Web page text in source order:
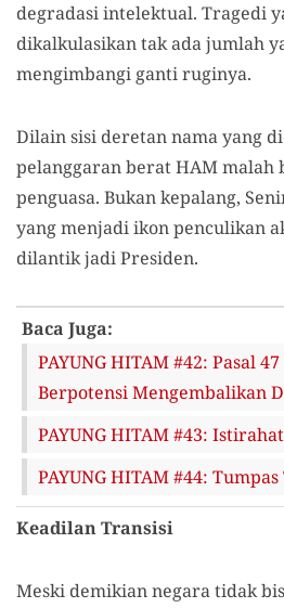
degradasi intelektual. Tragedi
dikalkulasikan tak ada jumlah
mengimbangi ganti ruginya.
Dilain sisi deretan nama yang
pelanggaran berat HAM malah
penguasa. Bukan kepalang,
yang menjadi ikon penculikan
dilantik jadi Presiden.
Baca Juga:
PAYUNG HITAM #42: Pasal
Berpotensi Mengembalikan
PAYUNG HITAM #43:
PAYUNG HITAM #44:
Keadilan Transisi
Meski demikian negara tidak